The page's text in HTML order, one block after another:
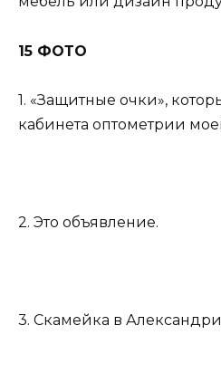
15 ФОТО
1. «Защитные очки»,
кабинета оптометрии
2. Это объявление.
3. Скамейка в